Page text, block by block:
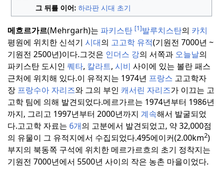
그 뒤를 이어: 하라판 시대 초기
메흐르가르(Mehrgarh)는 파키스탄 [1]발루치스탄의 카치
평원에 위치한 신석기 시대의 고고학 유적(기원전 7000년 ~
기원전 2500년)이다.그것은 인더스 강의 서쪽과 오늘날의
파키스탄 도시인 퀘타, 칼라트, 시비 사이에 있는 볼란 패스
근처에 위치해 있다.이 유적지는 1974년 프랑스 고고학자
장 프랑수아 자리즈와 그의 부인 캐서린 자리즈가 이끄는 고
고학 팀에 의해 발견되었다.메르가르는 1974년부터 1986년
까지, 그리고 1997년부터 2000년까지 계속해서 발굴되었
다.고고학 자료는 6개의 고분에서 발견되었고, 약 32,000점
의 유물이 그 유적지에서 수집되었다.495에이커(2.00km2)
부지의 북동쪽 구석에 위치한 메르가르흐의 초기 정착지는
기원전 7000년에서 5500년 사이의 작은 농촌 마을이었다.